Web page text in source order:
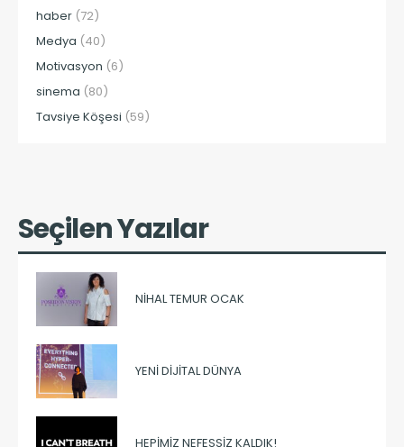
haber (72)
Medya (40)
Motivasyon (6)
sinema (80)
Tavsiye Köşesi (59)
Seçilen Yazılar
NIHAL TEMUR OCAK
YENI DIJITAL DÜNYA
HEPIMIZ NEFESSIZ KALDIK!